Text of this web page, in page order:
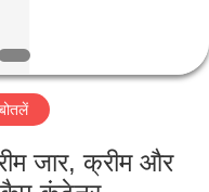
जार, क्रीम और